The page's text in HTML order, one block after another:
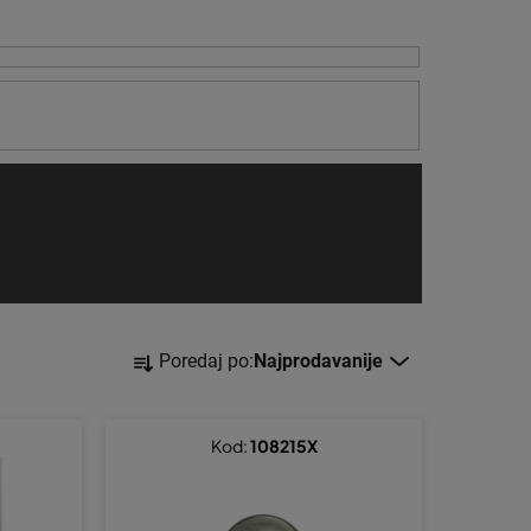
S
o Poredaj po:Najprodavanije
Kod:108215X